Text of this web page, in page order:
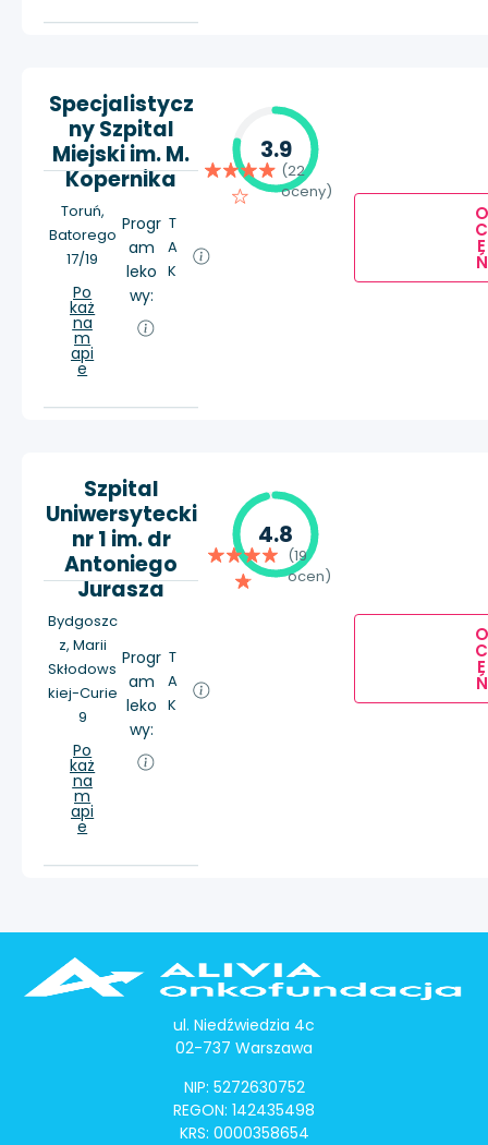
Specjalistycz
ny Szpital
Miejski im. M.
Kopernika
Toruń,
Batorego
17/19
Po
każ
na
m
api
e
Progr
am
leko
wy:
T
A
K
3.9
(22
oceny)
O
C
E
Ń
Szpital
Uniwersytecki
nr 1 im. dr
Antoniego
Jurasza
Bydgoszc
z, Marii
Skłodows
kiej-Curie
9
Po
każ
na
m
api
e
Progr
am
leko
wy:
T
A
K
4.8
(19
ocen)
O
C
E
Ń
ul. Niedźwiedzia 4c
02-737 Warszawa
NIP: 5272630752
REGON: 142435498
KRS: 0000358654